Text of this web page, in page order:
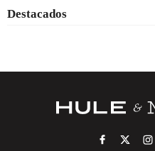
Destacados